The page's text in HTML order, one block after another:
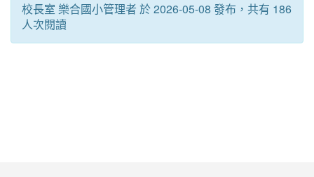
校長室 樂合國小管理者 於 2026-05-08 發布，共有 186
人次閱讀